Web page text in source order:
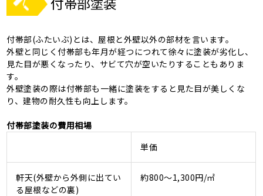
付帯部(ふたいぶ)とは、屋根と外壁以外の部材を言います。
外壁と同じく付帯部も年月が経つにつれて徐々に塗装が劣化し、
見た目が悪くなったり、サビて穴が空いたりすることもありま
す。
外壁塗装の際は付帯部も一緒に塗装をすると見た目が美しくな
り、建物の耐久性も向上します。
付帯部塗装の費用相場
単価
軒天(外壁から外側に出てい
る屋根などの裏)
約800～1,300円/㎡